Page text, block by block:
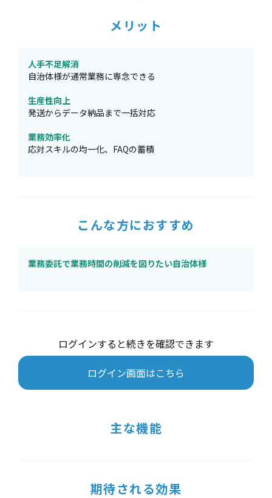
メリット
人手不足解消
自治体様が通常業務に専念できる
生産性向上
発送からデータ納品まで一括対応
業務効率化
応対スキルの均一化、FAQの蓄積
こんな方におすすめ
業務委託で業務時間の削減を図りたい自治体様
ログインすると続きを確認できます
ログイン画面はこちら
主な機能
期待される効果